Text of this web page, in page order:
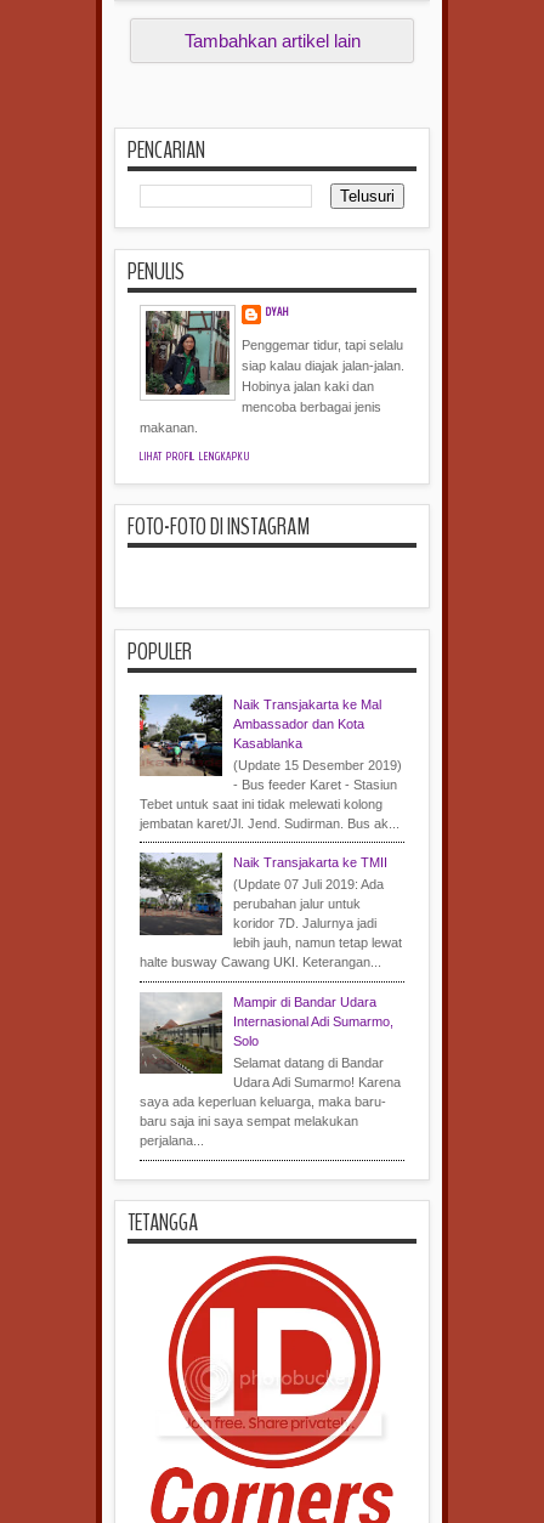
Tambahkan artikel lain
PENCARIAN
PENULIS
DYAH
Penggemar tidur, tapi selalu
siap kalau diajak jalan-jalan.
Hobinya jalan kaki dan
mencoba berbagai jenis
makanan.
LIHAT PROFIL LENGKAPKU
FOTO-FOTO DI INSTAGRAM
POPULER
Naik Transjakarta ke Mal
Ambassador dan Kota
Kasablanka
(Update 15 Desember 2019)
- Bus feeder Karet - Stasiun
Tebet untuk saat ini tidak melewati kolong
jembatan karet/Jl. Jend. Sudirman. Bus ak...
Naik Transjakarta ke TMII
(Update 07 Juli 2019: Ada
perubahan jalur untuk
koridor 7D. Jalurnya jadi
lebih jauh, namun tetap lewat
halte busway Cawang UKI. Keterangan...
Mampir di Bandar Udara
Internasional Adi Sumarmo,
Solo
Selamat datang di Bandar
Udara Adi Sumarmo! Karena
saya ada keperluan keluarga, maka baru-
baru saja ini saya sempat melakukan
perjalana...
TETANGGA